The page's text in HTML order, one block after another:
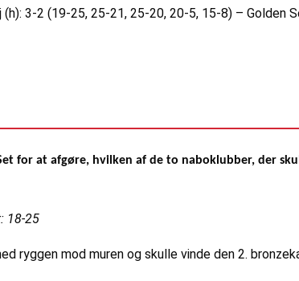
3-2 (19-25, 25-21, 25-20, 20-5, 15-8) – Golden
for at afgøre, hvilken af de to naboklubber, der
18-25
ryggen mod muren og skulle vinde den 2.